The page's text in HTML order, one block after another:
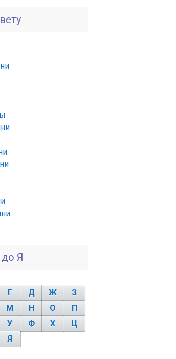
Я
Г Д Ж
З
М Н О
П
У Ф Х
Ц
Я